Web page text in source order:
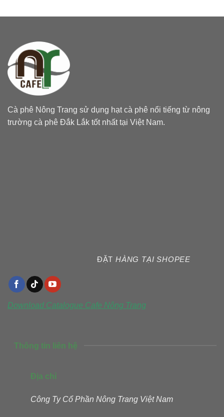
Cà phê Nông Trang sử dụng hạt cà phê nổi tiếng từ nông
trường cà phê Đắk Lắk tốt nhất tại Việt Nam.
ĐẶT HÀNG TẠI SHOPEE
Download Catalogue Cafe Nông Trang
Thông tin liên hệ
Địa chỉ
Công Ty Cổ Phần Nông Trang Việt Nam